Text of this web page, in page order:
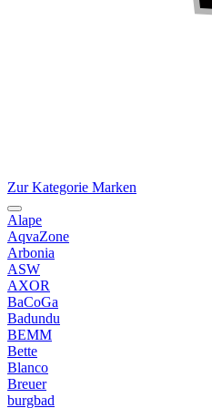
Zur Kategorie Marken
Alape
AqvaZone
Arbonia
ASW
AXOR
BaCoGa
Badundu
BEMM
Bette
Blanco
Breuer
burgbad